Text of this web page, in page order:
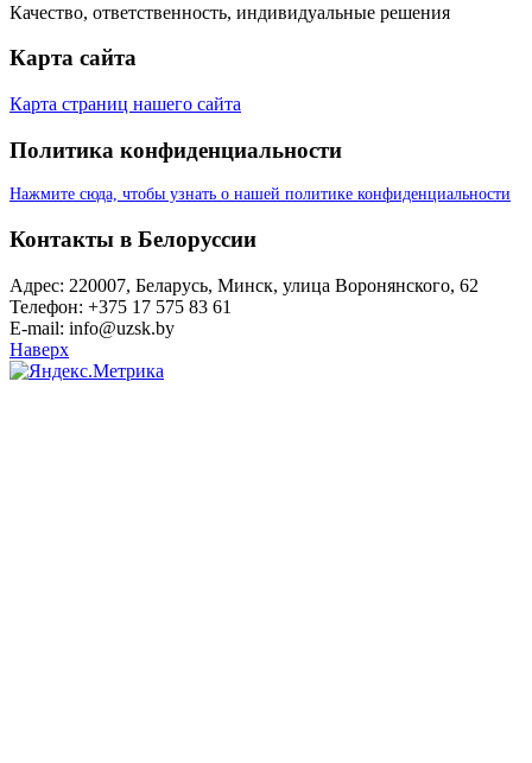
Качество, ответственность, индивидуальные решения
Карта сайта
Карта страниц нашего сайта
Политика конфиденциальности
Нажмите сюда, чтобы узнать о нашей политике конфиденциальности
Контакты в Белоруссии
Адрес: 220007, Беларусь, Минск, улица Воронянского, 62
Телефон: +375 17 575 83 61
E-mail: info@uzsk.by
Наверх